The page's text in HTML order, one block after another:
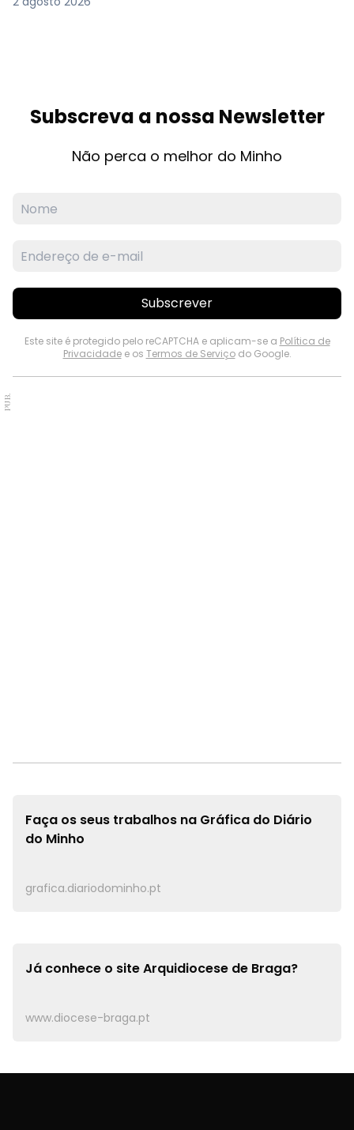
Subscreva a nossa Newsletter
Não perca o melhor do Minho
Subscrever
Este site é protegido pelo reCAPTCHA e aplicam-se a Política de
Privacidadee os Termos de Serviçodo Google.
PUB.
Faça os seus trabalhos na Gráfica do Diário
do Minho
grafica.diariodominho.pt
Já conhece o siteArquidiocese de Braga?
www.diocese-braga.pt